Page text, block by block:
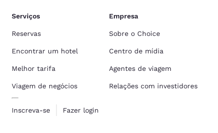
Serviços
Reservas
Encontrar um hotel
Melhor tarifa
Viagem de negócios
Inscreva-se Fazer login
Empresa
Sobre o Choice
Centro de mídia
Agentes de viagem
Relações com investidores